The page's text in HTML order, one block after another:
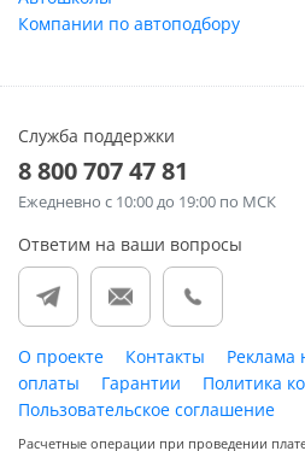
Компании по автоподбору
Служба поддержки
8 800 707 47 81
Ежедневно с 10:00 до 19:00 по МСК
Ответим на ваши вопросы
О проекте Контакты Реклама
оплаты
Гарантии
Политика
Пользовательское соглашение
Расчетные операции при проведении